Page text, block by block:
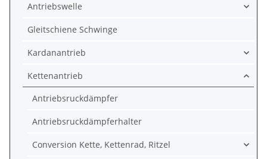
Antriebswelle
Gleitschiene Schwinge
Kardanantrieb
Kettenantrieb
Antriebsruckdämpfer
Antriebsruckdämpferhalter
Conversion Kette, Kettenrad, Ritzel